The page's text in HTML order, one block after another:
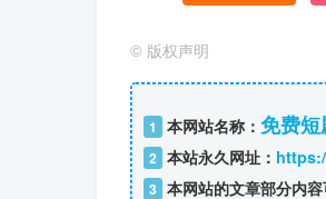
© 版权声明
1 本网站名称： 免费短
2 本站永久网址：
3 本网站的文章部分内容